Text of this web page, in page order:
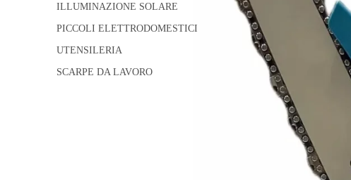
ILLUMINAZIONE SOLARE
PICCOLI ELETTRODOMESTICI
UTENSILERIA
SCARPE DA LAVORO